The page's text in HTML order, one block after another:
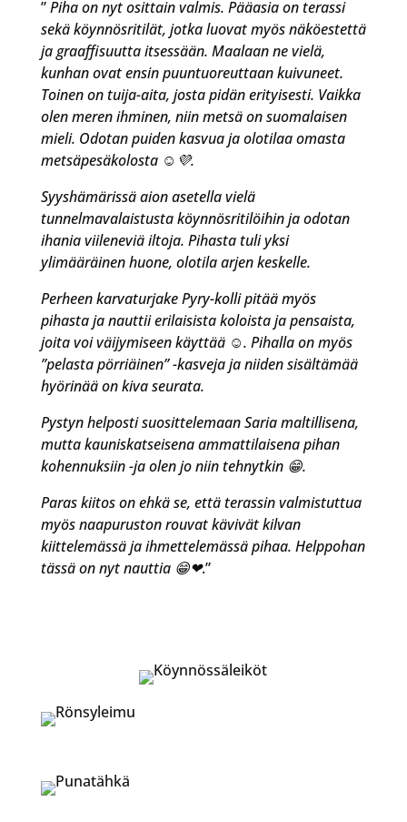
”Piha on nyt osittain valmis. Pääasia on terassi
sekä köynnösritilät, jotka luovat myös näköestettä
ja graaffisuutta itsessään. Maalaan ne vielä,
kunhan ovat ensin puuntuoreuttaan kuivuneet.
Toinen on tuija-aita, josta pidän erityisesti. Vaikka
olen meren ihminen, niin metsä on suomalaisen
mieli. Odotan puiden kasvua ja olotilaa omasta
metsäpesäkolosta ☺💜.
Syyshämärissä aion asetella vielä
tunnelmavalaistusta köynnösritilöihin ja odotan
ihania viileneviä iltoja. Pihasta tuli yksi
ylimääräinen huone, olotila arjen keskelle.
Perheen karvaturjake Pyry-kolli pitää myös
pihasta ja nauttii erilaisista koloista ja pensaista,
joita voi väijymiseen käyttää ☺. Pihalla on myös
”pelasta pörriäinen” -kasveja ja niiden sisältämää
hyörinää on kiva seurata.
Pystyn helposti suosittelemaan Saria maltillisena,
mutta kauniskatseisena ammattilaisena pihan
kohennuksiin -ja olen jo niin tehnytkin 😁.
Paras kiitos on ehkä se, että terassin valmistuttua
myös naapuruston rouvat kävivät kilvan
kiittelemässä ja ihmettelemässä pihaa. Helppohan
tässä on nyt nauttia 😁❤.”